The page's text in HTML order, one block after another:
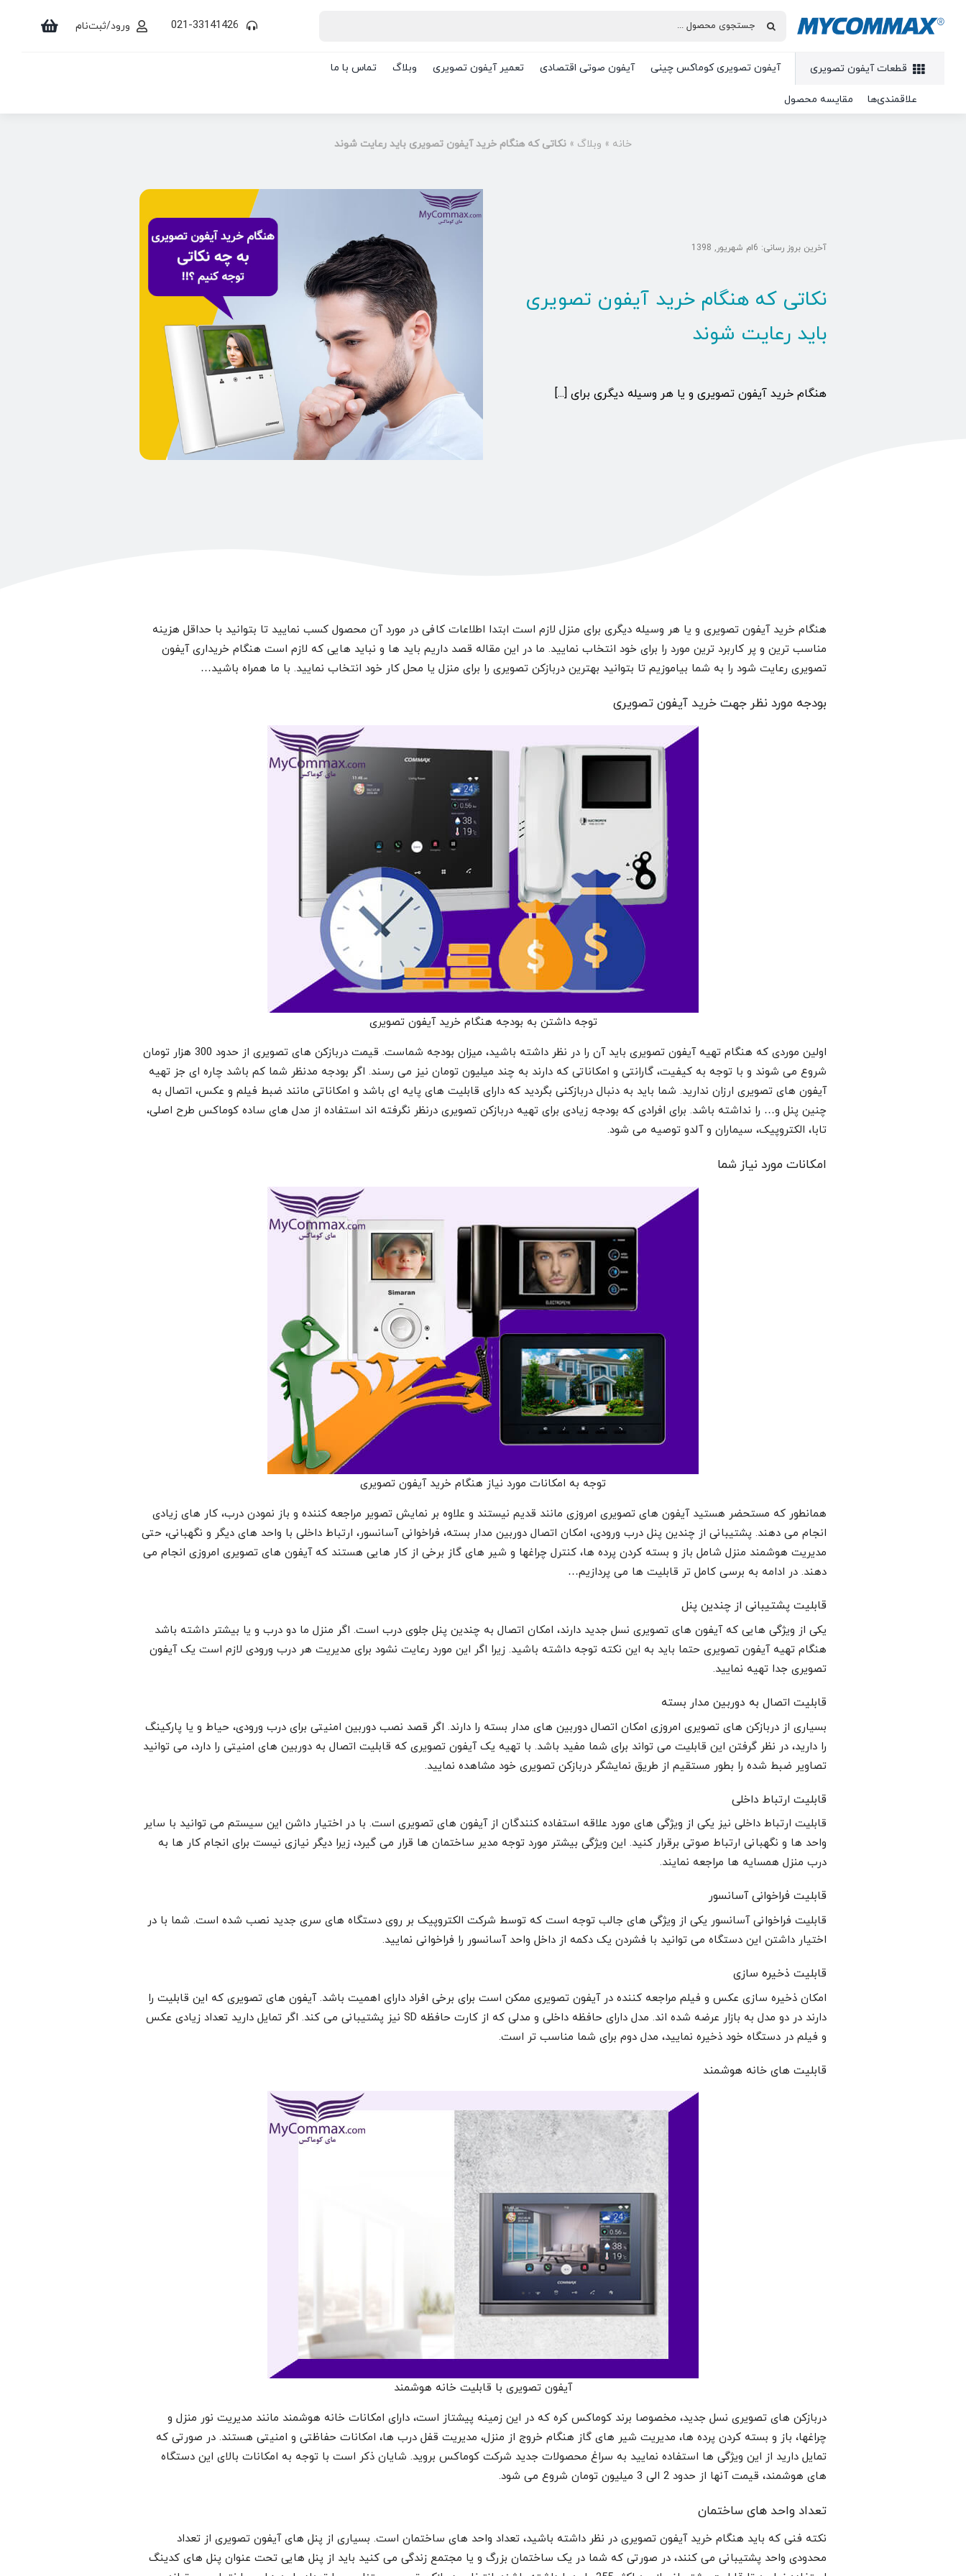
021-33141426 ورود/ثبت‌نام
قطعات آیفون تصویری آیفون تصویری کوماکس چینی آیفون صوتی اقتصادی تعمیر آیفون تصویری وبلاگ تماس با ما
علاقمندی‌ها مقایسه محصول
خانه » وبلاگ » نکاتی که هنگام خرید آیفون تصویری باید رعایت شوند
آخرین بروز رسانی: 6ام شهریور, 1398
نکاتی که هنگام خرید آیفون تصویری
باید رعایت شوند
هنگام خرید آیفون تصویری و یا هر وسیله دیگری برای [...]
هنگام خرید آیفون تصویری و یا هر وسیله دیگری برای منزل لازم است ابتدا اطلاعات کافی در مورد آن محصول کسب نمایید تا بتوانید با حداقل هزینه
مناسب ترین و پر کاربرد ترین مورد را برای خود انتخاب نمایید. ما در این مقاله قصد داریم باید ها و نباید هایی که لازم است هنگام خریداری آیفون
تصویری رعایت شود را به شما بیاموزیم تا بتوانید بهترین دربازکن تصویری را برای منزل یا محل کار خود انتخاب نمایید. با ما همراه باشید…
بودجه مورد نظر جهت خرید آیفون تصویری
توجه داشتن به بودجه هنگام خرید آیفون تصویری
اولین موردی که هنگام تهیه آیفون تصویری باید آن را در نظر داشته باشید، میزان بودجه شماست. قیمت دربازکن های تصویری از حدود 300 هزار تومان
شروع می شوند و با توجه به کیفیت، گارانتی و امکاناتی که دارند به چند میلیون تومان نیز می رسند. اگر بودجه مدنظر شما کم باشد چاره ای جز تهیه
آیفون های تصویری ارزان ندارید. شما باید به دنبال دربازکنی بگردید که دارای قابلیت های پایه ای باشد و امکاناتی مانند ضبط فیلم و عکس، اتصال به
چنین پنل و… را نداشته باشد. برای افرادی که بودجه زیادی برای تهیه دربازکن تصویری درنظر نگرفته اند استفاده از مدل های ساده کوماکس طرح اصلی،
تابا، الکتروپیک، سیماران و آلدو توصیه می شود.
امکانات مورد نیاز شما
توجه به امکانات مورد نیاز هنگام خرید آیفون تصویری
همانطور که مستحضر هستید آیفون های تصویری امروزی مانند قدیم نیستند و علاوه بر نمایش تصویر مراجعه کننده و باز نمودن درب، کار های زیادی
انجام می دهند. پشتیبانی از چندین پنل درب ورودی، امکان اتصال دوربین مدار بسته، فراخوانی آسانسور، ارتباط داخلی با واحد های دیگر و نگهبانی، حتی
مدیریت هوشمند منزل شامل باز و بسته کردن پرده ها، کنترل چراغها و شیر های گاز برخی از کار هایی هستند که آیفون های تصویری امروزی انجام می
دهند. در ادامه به برسی کامل تر قابلیت ها می پردازیم…
قابلیت پشتیبانی از چندین پنل
یکی از ویژگی هایی که آیفون های تصویری نسل جدید دارند، امکان اتصال به چندین پنل جلوی درب است. اگر منزل ما دو درب و یا بیشتر داشته باشد
هنگام تهیه آیفون تصویری حتما باید به این نکته توجه داشته باشید. زیرا اگر این مورد رعایت نشود برای مدیریت هر درب ورودی لازم است یک آیفون
تصویری جدا تهیه نمایید.
قابلیت اتصال به دوربین مدار بسته
بسیاری از دربازکن های تصویری امروزی امکان اتصال دوربین های مدار بسته را دارند. اگر قصد نصب دوربین امنیتی برای درب ورودی، حیاط و یا پارکینگ
را دارید، در نظر گرفتن این قابلیت می تواند برای شما مفید باشد. با تهیه یک آیفون تصویری که قابلیت اتصال به دوربین های امنیتی را دارد، می توانید
تصاویر ضبط شده را بطور مستقیم از طریق نمایشگر دربازکن تصویری خود مشاهده نمایید.
قابلیت ارتباط داخلی
قابلیت ارتباط داخلی نیز یکی از ویژگی های مورد علاقه استفاده کنندگان از آیفون های تصویری است. با در اختیار داشن این سیستم می توانید با سایر
واحد ها و نگهبانی ارتباط صوتی برقرار کنید. این ویژگی بیشتر مورد توجه مدیر ساختمان ها قرار می گیرد، زیرا دیگر نیازی نیست برای انجام کار ها به
درب منزل همسایه ها مراجعه نمایند.
قابلیت فراخوانی آسانسور
قابلیت فراخوانی آسانسور یکی از ویژگی های جالب توجه است که توسط شرکت الکتروپیک بر روی دستگاه های سری جدید نصب شده است. شما با در
اختیار داشتن این دستگاه می توانید با فشردن یک دکمه از داخل واحد آسانسور را فراخوانی نمایید.
قابلیت ذخیره سازی
امکان ذخیره سازی عکس و فیلم مراجعه کننده در آیفون تصویری ممکن است برای برخی افراد دارای اهمیت باشد. آیفون های تصویری که این قابلیت را
دارند در دو مدل به بازار عرضه شده اند. مدل دارای حافظه داخلی و مدلی که از کارت حافظه SD نیز پشتیبانی می کند. اگر تمایل دارید تعداد زیادی عکس
و فیلم در دستگاه خود ذخیره نمایید، مدل دوم برای شما مناسب تر است.
قابلیت های خانه هوشمند
آیفون تصویری با قابلیت خانه هوشمند
دربازکن های تصویری نسل جدید، مخصوصا برند کوماکس کره که در این زمینه پیشتاز است، دارای امکانات خانه هوشمند مانند مدیریت نور منزل و
چراغها، باز و بسته کردن پرده ها، مدیریت شیر های گاز هنگام خروج از منزل، مدیریت قفل درب ها، امکانات حفاظتی و امنیتی هستند. در صورتی که
تمایل دارید از این ویژگی ها استفاده نمایید به سراغ محصولات جدید شرکت کوماکس بروید. شایان ذکر است با توجه به امکانات بالای این دستگاه
های هوشمند، قیمت آنها از حدود 2 الی 3 میلیون تومان شروع می شود.
تعداد واحد های ساختمان
نکته فنی که باید هنگام خرید آیفون تصویری در نظر داشته باشید، تعداد واحد های ساختمان است. بسیاری از پنل های آیفون تصویری از تعداد
محدودی واحد پشتیبانی می کنند، در صورتی که شما در یک ساختمان بزرگ و یا مجتمع زندگی می کنید باید از پنل هایی تحت عنوان پنل های کدینگ